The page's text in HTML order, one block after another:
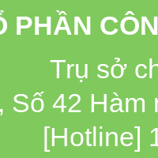
PHẦN
Trụ sở
Số 42
[Hotline]